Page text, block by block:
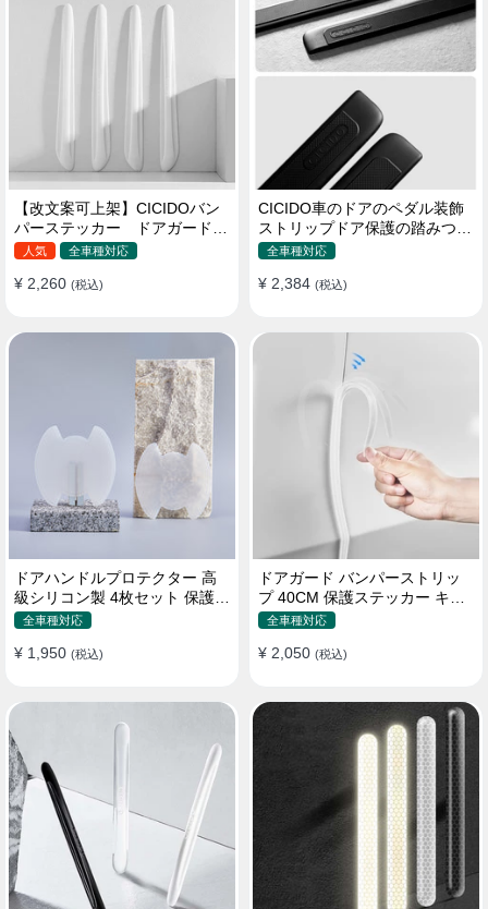
【改文案可上架】CICIDOバン
パーステッカー ドアガード
衝突防止プロテクター 耐スク
人気 全車種対応
¥ 2,260 (税込)
CICIDO車のドアのペダル装飾
ストリップドア保護の踏みつけ
防止
全車種対応
¥ 2,384 (税込)
ドアハンドルプロテクター 高
級シリコン製 4枚セット 保護フ
ィルム キズ防止 全車種
全車種対応
¥ 1,950 (税込)
ドアガード バンパーストリッ
プ 40CM 保護ステッカー キズ
防止 プロテクターシール
全車種対応
¥ 2,050 (税込)